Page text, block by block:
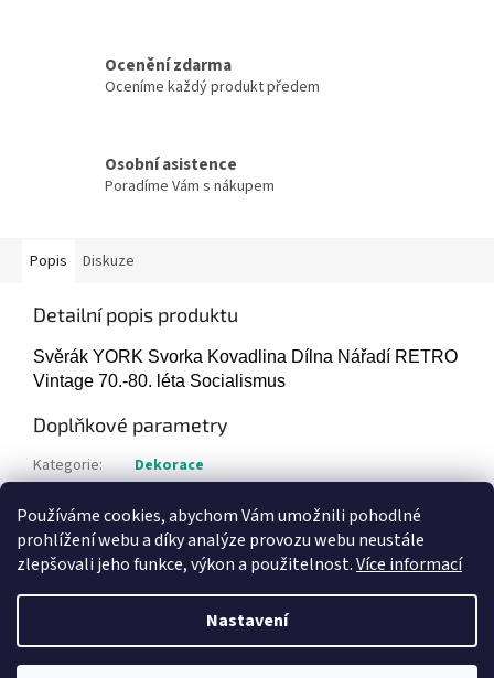
Používáme cookies, abychom Vám umožnili pohodlné
prohlížení webu a díky analýze provozu webu neustále
zlepšovali jeho funkce, výkon a použitelnost.Více informací
Nastavení
Ocenění zdarma
Oceníme každý produkt předem
Osobní asistence
Poradíme Vám s nákupem
Popis Diskuze
Detailní popis produktu
Svěrák YORK Svorka Kovadlina Dílna Nářadí RETRO
Vintage 70.-80. léta Socialismus
Doplňkové parametry
Kategorie:
Dekorace
Položka byla vyprodána…
Vytvořil Shoptet